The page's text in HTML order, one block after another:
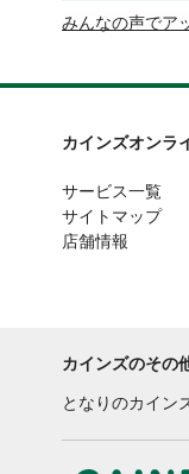
みんなの声でア
カインズオンラ
サービス一覧
サイトマップ
店舗情報
カインズのその
となりのカイン